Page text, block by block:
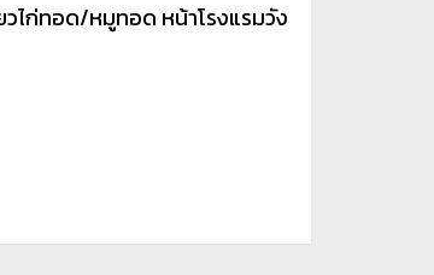
ไก่ทอด/หมูทอด หน้าโรงแรมวัง